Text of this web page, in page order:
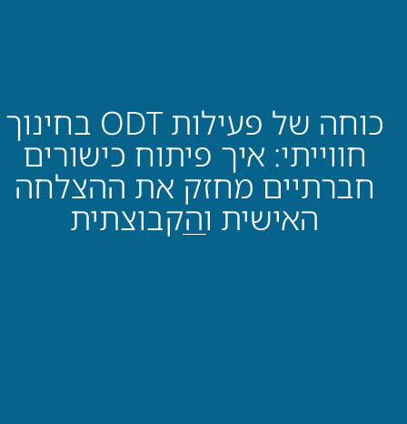
כוחה של פעילות ODT בחינוך
חווייתי: איך פיתוח כישורים
חברתיים מחזק את ההצלחה
האישית והקבוצתית